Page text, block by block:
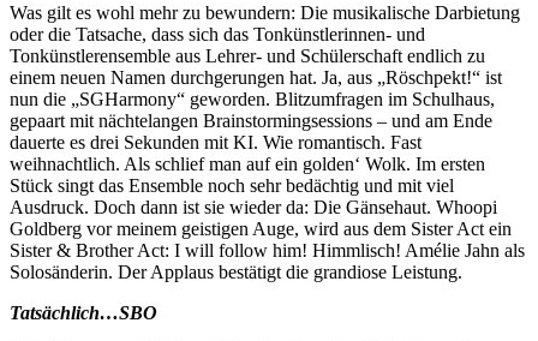
Was gilt es wohl mehr zu bewundern: Die musikalische Darbietung
oder die Tatsache, dass sich das Tonkünstlerinnen- und
Tonkünstlerensemble aus Lehrer- und Schülerschaft endlich zu
einem neuen Namen durchgerungen hat. Ja, aus „Röschpekt!“ ist
nun die „SGHarmony“ geworden. Blitzumfragen im Schulhaus,
gepaart mit nächtelangen Brainstormingsessions – und am Ende
dauerte es drei Sekunden mit KI. Wie romantisch. Fast
weihnachtlich. Als schlief man auf ein golden‘ Wolk. Im ersten
Stück singt das Ensemble noch sehr bedächtig und mit viel
Ausdruck. Doch dann ist sie wieder da: Die Gänsehaut. Whoopi
Goldberg vor meinem geistigen Auge, wird aus dem Sister Act ein
Sister & Brother Act: I will follow him! Himmlisch! Amélie Jahn als
Solosänderin. Der Applaus bestätigt die grandiose Leistung.
Tatsächlich…SBO